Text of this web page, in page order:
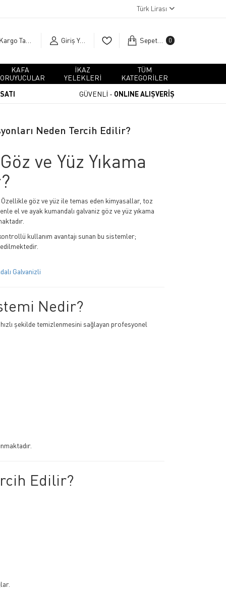
Türk Lirası
Giriş Yap Sepetim 0
KAFA
İKAZ
YELEKLERİ
TÜM
KATEGORİLER
GÜVENLİ - ONLINE ALIŞVERİŞ
Neden Tercih Edilir?
ve Yüz Yıkama
göz ve yüz ile temas eden kimyasallar, toz
el ve ayak kumandalı galvaniz göz ve yüz yıkama
kullanım avantajı sunan bu sistemler;
Galvanizli
Nedir?
şekilde temizlenmesini sağlayan profesyonel
Edilir?